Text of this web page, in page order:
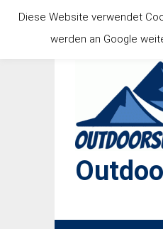
Inhalt
springen
Diese Website verwendet
werden an Google